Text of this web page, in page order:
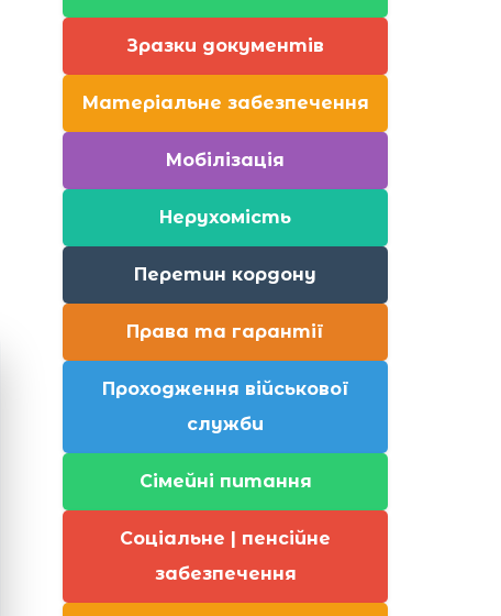
Зразки документів
Матеріальне забезпечення
Мобілізація
Нерухомість
Перетин кордону
Права та гарантії
Проходження військової
служби
Сімейні питання
Соціальне | пенсійне
забезпечення